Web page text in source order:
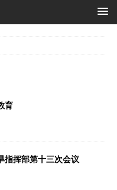
育
指挥部第十三次会议